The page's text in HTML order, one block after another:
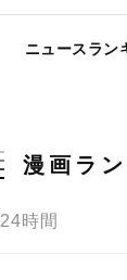
ニュースラン
漫画ラ
24時間